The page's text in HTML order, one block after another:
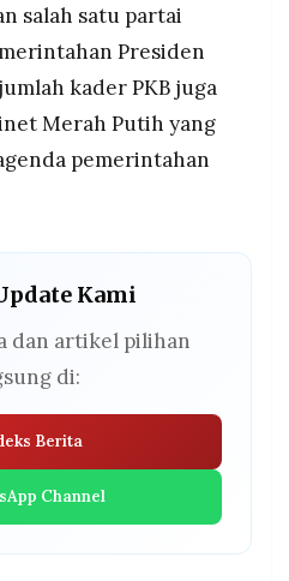
salah satu partai
Presiden
kader PKB juga
Merah Putih yang
pemerintahan
Kami
dan artikel pilihan
di:
Berita
Channel